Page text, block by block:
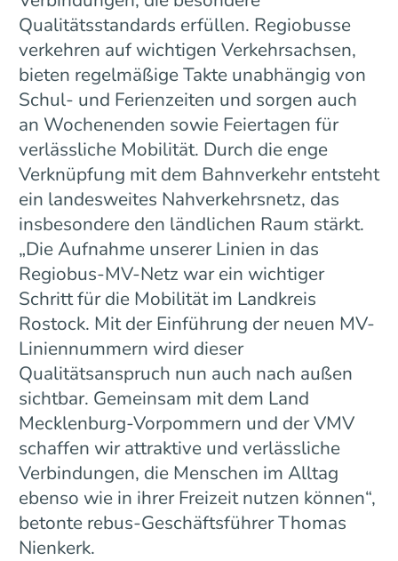
Qualitätsstandards erfüllen. Regiobusse
verkehren auf wichtigen Verkehrsachsen,
bieten regelmäßige Takte unabhängig von
Schul- und Ferienzeiten und sorgen auch
an Wochenenden sowie Feiertagen für
verlässliche Mobilität. Durch die enge
Verknüpfung mit dem Bahnverkehr entsteht
ein landesweites Nahverkehrsnetz, das
insbesondere den ländlichen Raum stärkt.
„Die Aufnahme unserer Linien in das
Regiobus-MV-Netz war ein wichtiger
Schritt für die Mobilität im Landkreis
Rostock. Mit der Einführung der neuen MV-
Liniennummern wird dieser
Qualitätsanspruch nun auch nach außen
sichtbar. Gemeinsam mit dem Land
Mecklenburg-Vorpommern und der VMV
schaffen wir attraktive und verlässliche
Verbindungen, die Menschen im Alltag
ebenso wie in ihrer Freizeit nutzen können“,
betonte rebus-Geschäftsführer Thomas
Nienkerk.